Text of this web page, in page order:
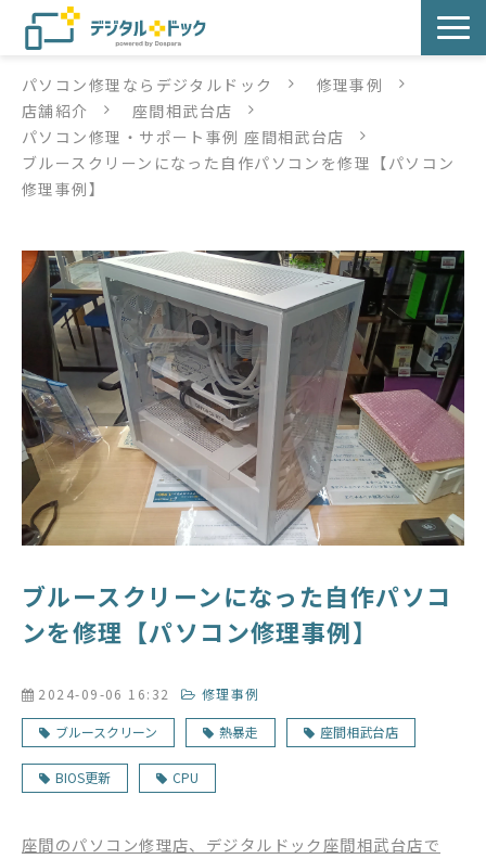
パソコン修理
サービス
店舗紹介
デジタルドックブログ
パソコン修理ならデジタルドック
修理事例
店舗紹介
座間相武台店
パソコン修理・サポート事例 座間相武台店
ブルースクリーンになった自作パソコンを修理【パソコン
修理事例】
ブルースクリーンになった自作パソコ
ンを修理【パソコン修理事例】
2024-09-06 16:32 修理事例
ブルースクリーン 熱暴走 座間相武台店
BIOS更新 CPU
座間のパソコン修理店、デジタルドック座間相武台店で